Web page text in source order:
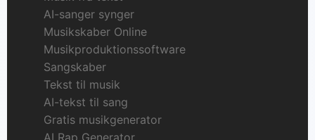
AI-sanger synger
Musikskaber Online
Musikproduktionssoftware
Sangskaber
Tekst til musik
AI-tekst til sang
Gratis musikgenerator
AI Rap Generator